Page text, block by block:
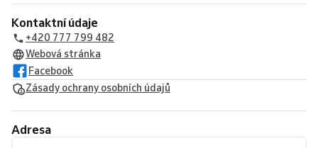
Kontaktní údaje
+420 777 799 482
Webová stránka
Facebook
Zásady ochrany osobních údajů
Adresa